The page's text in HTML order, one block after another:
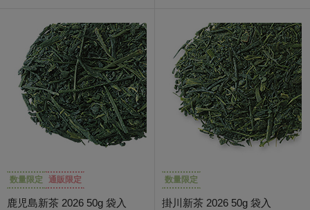
数量限定 通販限定
鹿児島新茶 2026 50g 袋入
数量限定
掛川新茶 2026 50g 袋入